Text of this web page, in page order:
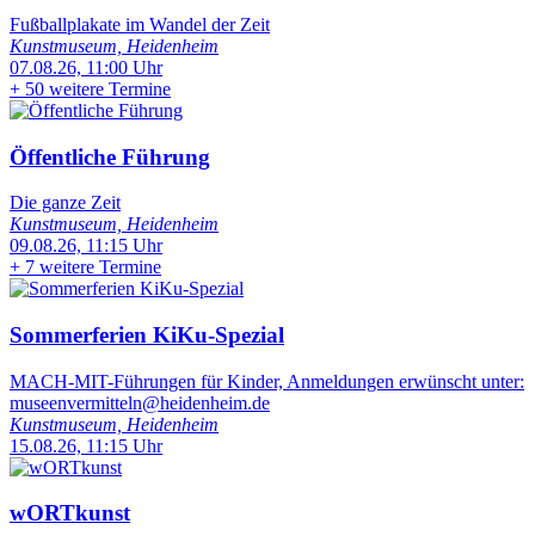
Fußballplakate im Wandel der Zeit
Kunstmuseum, Heidenheim
07.08.26, 11:00 Uhr
+ 50 weitere Termine
Öffentliche Führung
Die ganze Zeit
Kunstmuseum, Heidenheim
09.08.26, 11:15 Uhr
+ 7 weitere Termine
Sommerferien KiKu-Spezial
MACH-MIT-Führungen für Kinder, Anmeldungen erwünscht unter:
museenvermitteln@heidenheim.de
Kunstmuseum, Heidenheim
15.08.26, 11:15 Uhr
wORTkunst